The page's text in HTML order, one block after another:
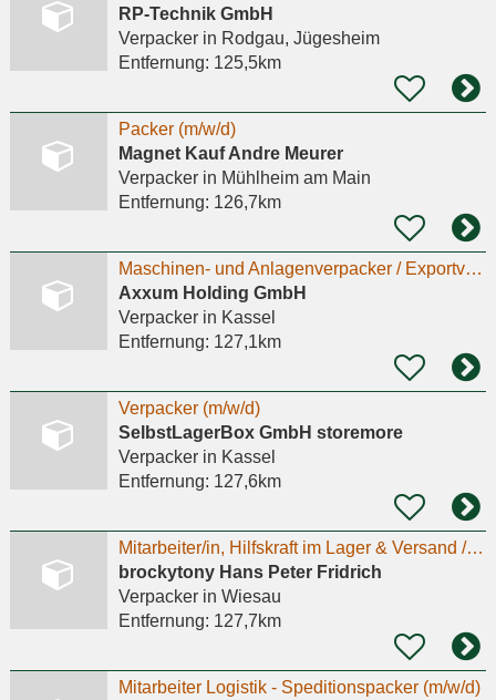
RP-Technik GmbH
Verpackerin Rodgau, Jügesheim
Entfernung: 125,5km
Packer (m/w/d)
Magnet Kauf Andre Meurer
Verpackerin Mühlheim am Main
Entfernung: 126,7km
Maschinen- und Anlagenverpacker / Exportverpacker (m/w/d)
Axxum Holding GmbH
Verpackerin Kassel
Entfernung: 127,1km
Verpacker (m/w/d)
SelbstLagerBox GmbH storemore
Verpackerin Kassel
Entfernung: 127,6km
Mitarbeiter/in, Hilfskraft im Lager & Versand / Picker & Packer (m/w/d) im Onlinehandel
brockytony Hans Peter Fridrich
Verpackerin Wiesau
Entfernung: 127,7km
Mitarbeiter Logistik - Speditionspacker (m/w/d)